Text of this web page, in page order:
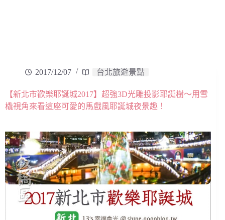
2017/12/07 台北旅遊景點
【新北市歡樂耶誕城2017】超強3D光雕投影耶誕樹～用雪
橇視角來看這座可愛的馬戲風耶誕城夜景趣！